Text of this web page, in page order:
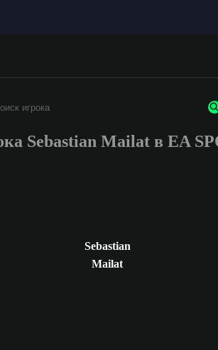
Введите не менее 3 символов или цифр
Sebastian Mailat в EA
Sebastian
Mailat